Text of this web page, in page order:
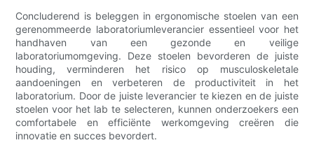
Concluderend is beleggen in ergonomische stoelen van een
gerenommeerde laboratoriumleverancier essentieel voor het
handhaven van een gezonde en veilige
laboratoriumomgeving. Deze stoelen bevorderen de juiste
houding, verminderen het risico op musculoskeletale
aandoeningen en verbeteren de productiviteit in het
laboratorium. Door de juiste leverancier te kiezen en de juiste
stoelen voor het lab te selecteren, kunnen onderzoekers een
comfortabele en efficiënte werkomgeving creëren die
innovatie en succes bevordert.